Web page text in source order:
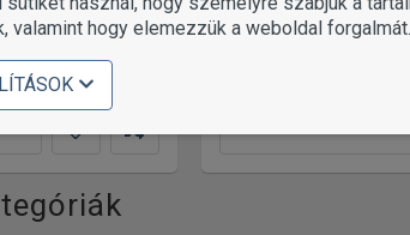
valamint hogy elemezzük a weboldal